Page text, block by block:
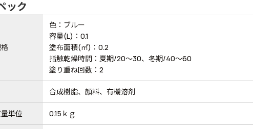
ック
色：ブルー
容量(L)：0.1
塗布面積(㎡)：0.2
指触乾燥時間：夏期/20～30、冬期/40～60
塗り重ね回数：2
合成樹脂、顔料、有機溶剤
単位 0.15ｋｇ